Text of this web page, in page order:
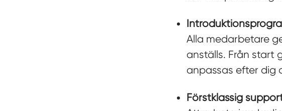
Alla medarbetare
anställs. Från start
anpassas efter dig
Förstklassig